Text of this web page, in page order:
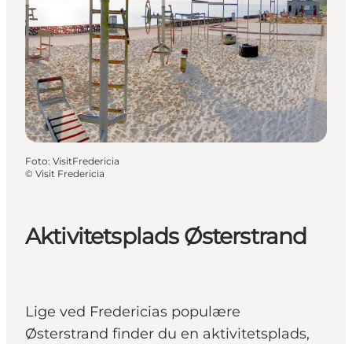
Spisesteder
Overnatning
Planlæg din tur
Book guidet tur
Aktivitetsplads Østerstrand
Lige ved Fredericias populære
Østerstrand finder du en aktivitetsplads,
Foto: VisitFredericia
© Visit Fredericia